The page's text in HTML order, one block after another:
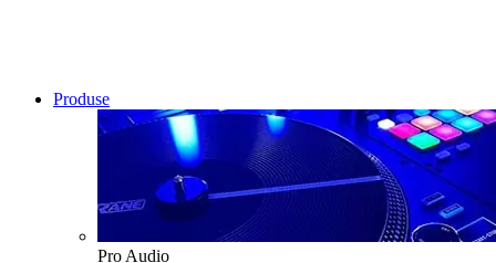
Produse
Pro Audio